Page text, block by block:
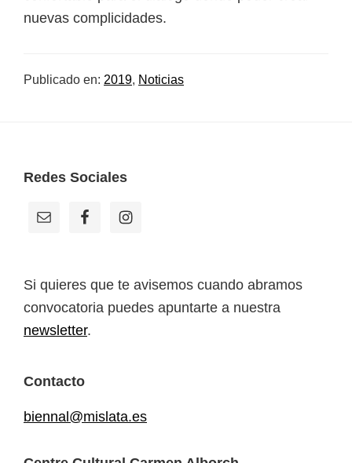
nuevas complicidades.
Publicado en: 2019, Noticias
Footer
Redes Sociales
Si quieres que te avisemos cuando abramos
convocatoria puedes apuntarte a nuestra
newsletter.
Contacto
biennal@mislata.es